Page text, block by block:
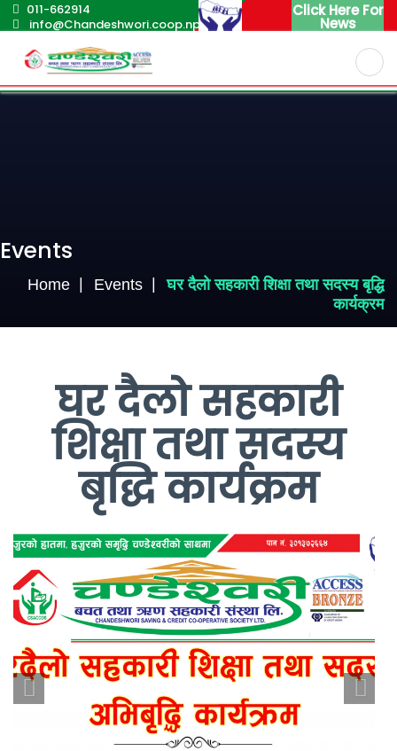
011-662914
info@Chandeshwori.coop.np
Click Here For
News
Nepali
Events
Home Events
घर दैलो सहकारी शिक्षा तथा सदस्य बृद्धि
कार्यक्रम
घर दैलो सहकारी
शिक्षा तथा सदस्य
बृद्धि कार्यक्रम